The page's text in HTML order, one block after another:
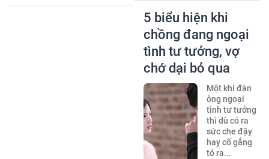
5 biểu hiện khi
chồng đang ngoại
tình tư tưởng, vợ
chớ dại bỏ qua
Một khi đàn
ông ngoại
tình tư tưởng
thì dù có ra
sức che đậy
hay cố gắng
tỏ ra...